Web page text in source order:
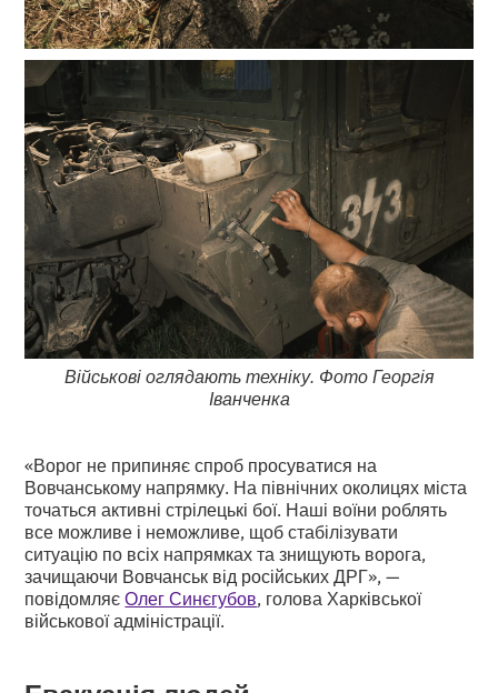
Військові оглядають техніку. Фото Георгія
Іванченка
«Ворог не припиняє спроб просуватися на
Вовчанському напрямку. На північних околицях міста
точаться активні стрілецькі бої. Наші воїни роблять
все можливе і неможливе, щоб стабілізувати
ситуацію по всіх напрямках та знищують ворога,
зачищаючи Вовчанськ від російських ДРГ», —
повідомляєОлег Синєгубов, голова Харківської
військової адміністрації.